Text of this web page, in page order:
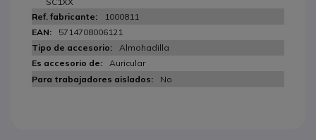
1000811
5714708006121
Almohadilla
Auricular
No